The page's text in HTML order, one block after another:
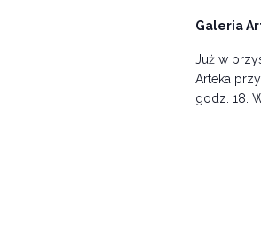
Galeria
Już w
Arteka
godz. 18.